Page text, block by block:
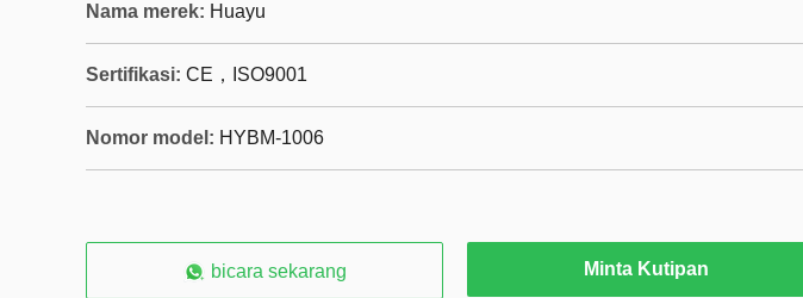
Nama merek: Huayu
Sertifikasi: CE，ISO9001
Nomor model: HYBM-1006
bicara sekarang Minta Kutipan